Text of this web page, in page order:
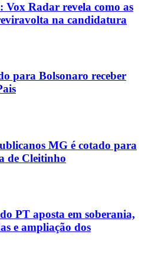
Vox Radar revela como as
na candidatura
para Bolsonaro receber
MG é cotado para
de Cleitinho
PT aposta em soberania,
e ampliação dos